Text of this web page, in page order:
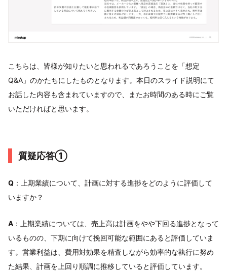
こちらは、皆様が知りたいと思われるであろうことを「想定
Q&A」のかたちにしたものとなります。本日のスライド説明にて
お話した内容も含まれていますので、またお時間のある時にご覧
いただければと思います。
質疑応答①
Q ：上期業績について、計画に対する進捗をどのように評価して
いますか？
A ：上期業績については、売上高は計画をやや下回る進捗となって
いるものの、下期に向けて挽回可能な範囲にあると評価していま
す。営業利益は、費用対効果を精査しながら効率的な執行に努め
た結果、計画を上回り順調に推移していると評価しています。